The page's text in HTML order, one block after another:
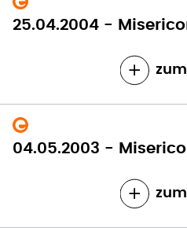
25.04.2004 -
04.05.2003 -